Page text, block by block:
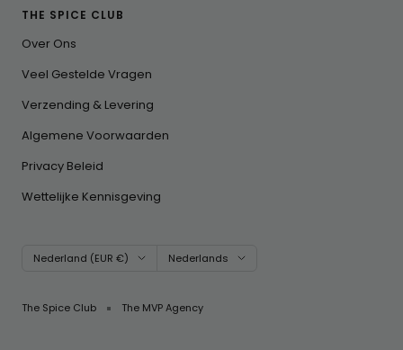
THE SPICE CLUB
Over Ons
Veel Gestelde Vragen
Verzending & Levering
Algemene Voorwaarden
Privacy Beleid
Wettelijke Kennisgeving
Land/regio
Nederland (EUR €) Taal
Nederlands
The Spice Club The MVP Agency